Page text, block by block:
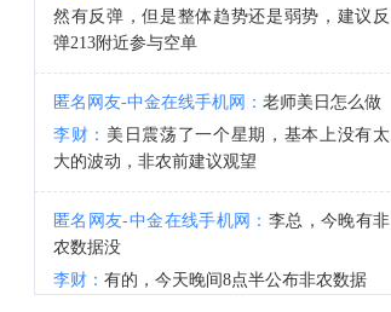
然有反弹，但是整体趋势还是弱势，建议反
弹213附近参与空单
匿名网友-中金在线手机网： 老师美日怎么做
李财： 美日震荡了一个星期，基本上没有太
大的波动，非农前建议观望
匿名网友-中金在线手机网： 李总，今晚有非
农数据没
李财： 有的，今天晚间8点半公布非农数据